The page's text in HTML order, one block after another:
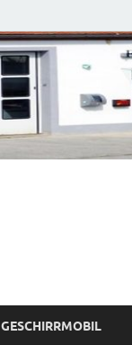
GESCHIRRMOBIL